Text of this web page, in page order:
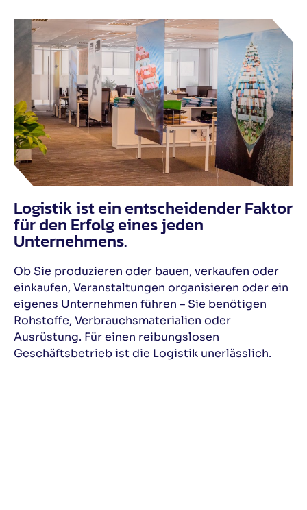
Logistik ist ein entscheidender Faktor
für den Erfolg eines jeden
Unternehmens.
Ob Sie produzieren oder bauen, verkaufen oder
einkaufen, Veranstaltungen organisieren oder ein
eigenes Unternehmen führen – Sie benötigen
Rohstoffe, Verbrauchsmaterialien oder
Ausrüstung. Für einen reibungslosen
Geschäftsbetrieb ist die Logistik unerlässlich.